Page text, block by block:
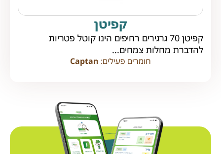
קפיטן
קפיטן 70 גרגירים רחיפים הינו קוטל פטריות
להדברת מחלות צמחים...
חומרים פעילים: Captan